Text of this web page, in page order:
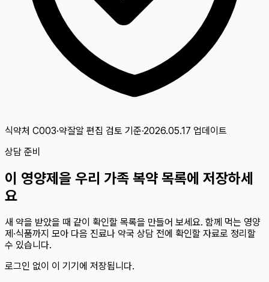
식약처 C003·약잘알 편집 검토 기준·2026.05.17 업데이트
상담 준비
이 영양제 을 우리 가족 복약 목록에 저장하세
요
새 약을 받았을 때 같이 확인할 목록을 만들어 보세요. 함께 먹는 영양
제·식품까지 모아 다음 진료나 약국 상담 전에 확인할 자료로 정리할
수 있습니다.
로그인 없이 이 기기에 저장됩니다.